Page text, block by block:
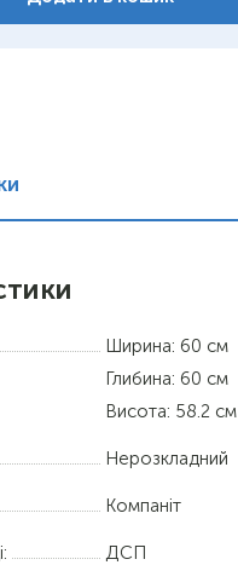
Ширина: 60 см
Глибина: 60 см
Висота: 58.2 см
Нерозкладний
Компаніт
ДСП